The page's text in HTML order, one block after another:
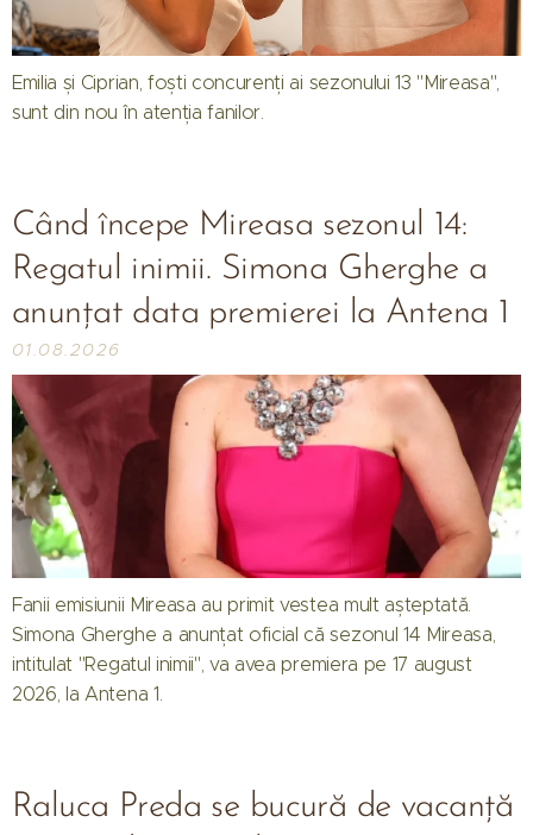
Emilia și Ciprian, foști concurenți ai sezonului 13 "Mireasa",
sunt din nou în atenția fanilor.
Când începe Mireasa sezonul 14:
Regatul inimii. Simona Gherghe a
anunțat data premierei la Antena 1
01.08.2026
Fanii emisiunii Mireasa au primit vestea mult așteptată.
Simona Gherghe a anunțat oficial că sezonul 14 Mireasa,
intitulat "Regatul inimii", va avea premiera pe 17 august
2026, la Antena 1.
Raluca Preda se bucură de vacanță